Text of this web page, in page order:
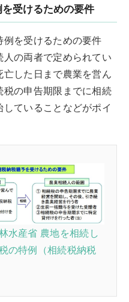
受けるための要件
例を受けるための要件
人の両者で定められてい
亡した日まで農業を営ん
の申告期限までに相続
ていることなどがポイ
水産省 農地を相続し
の特例（相続税納税